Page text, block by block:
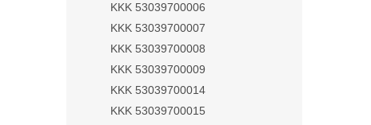
KKK 53039700006
KKK 53039700007
KKK 53039700008
KKK 53039700009
KKK 53039700014
KKK 53039700015